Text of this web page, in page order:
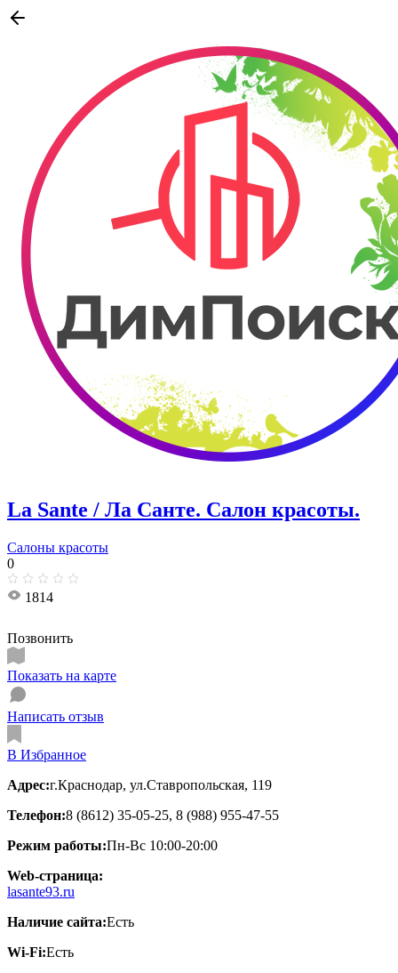
La Sante / Ла Санте. Cалон красоты.
Салоны красоты
0
1814
Позвонить
Показать на карте
Написать отзыв
В Избранное
Адрес:г.Краснодар, ул.Ставропольская, 119
Телефон:8 (8612) 35-05-25, 8 (988) 955-47-55
Режим работы:Пн-Вс 10:00-20:00
Web-страница:
lasante93.ru
Наличие сайта:Есть
Wi-Fi:Есть